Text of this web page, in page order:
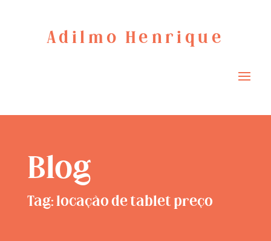
Adilmo Henrique
Blog
Tag: locação de tablet preço